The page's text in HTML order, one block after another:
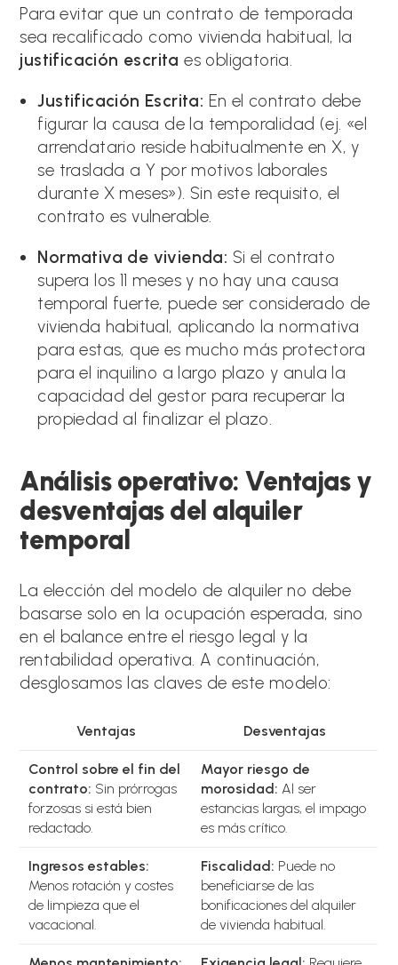
Para evitar que un contrato de temporada
sea recalificado como vivienda habitual, la
justificación escrita es obligatoria.
Justificación Escrita: En el contrato debe
figurar la causa de la temporalidad (ej. «el
arrendatario reside habitualmente en X, y
se traslada a Y por motivos laborales
durante X meses»). Sin este requisito, el
contrato es vulnerable.
Normativa de vivienda: Si el contrato
supera los 11 meses y no hay una causa
temporal fuerte, puede ser considerado de
vivienda habitual, aplicando la normativa
para estas, que es mucho más protectora
para el inquilino a largo plazo y anula la
capacidad del gestor para recuperar la
propiedad al finalizar el plazo.
Análisis operativo: Ventajas y
desventajas del alquiler
temporal
La elección del modelo de alquiler no debe
basarse solo en la ocupación esperada, sino
en el balance entre el riesgo legal y la
rentabilidad operativa. A continuación,
desglosamos las claves de este modelo:
Ventajas Desventajas
Control sobre el fin del
contrato: Sin prórrogas
forzosas si está bien
redactado.
Mayor riesgo de
morosidad: Al ser
estancias largas, el impago
es más crítico.
Ingresos estables:
Menos rotación y costes
de limpieza que el
vacacional.
Fiscalidad: Puede no
beneficiarse de las
bonificaciones del alquiler
de vivienda habitual.